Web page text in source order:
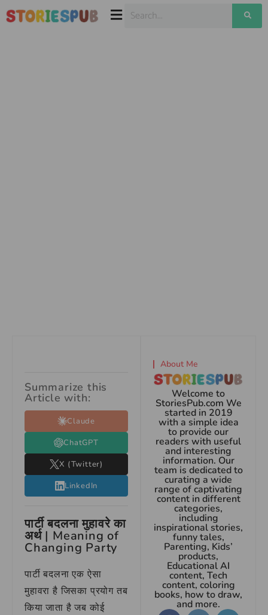
Summarize this
Article with:
Claude
ChatGPT
X (Twitter)
LinkedIn
पार्टी बदलना मुहावरे का
अर्थ | Meaning of
Changing Party
पार्टी बदलना एक ऐसा
मुहावरा है जिसका प्रयोग तब
किया जाता है जब कोई
About Me
Welcome to
StoriesPub.com We
started in 2019
with a simple idea
to provide our
readers with useful
and interesting
information. Our
team is dedicated to
curating a wide
range of captivating
content in different
categories,
including
inspirational stories,
funny tales,
Parenting, Kids’
products,
Educational AI
content, Tech
content, coloring
books, how to draw,
and more.